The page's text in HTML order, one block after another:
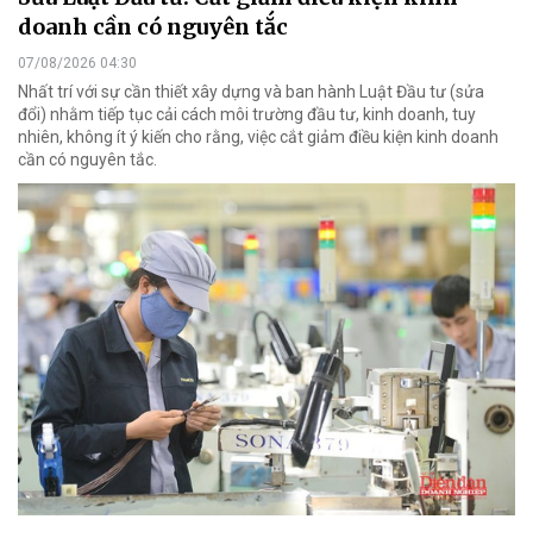
doanh cần có nguyên tắc
07/08/2026 04:30
Nhất trí với sự cần thiết xây dựng và ban hành Luật Đầu tư (sửa
đổi) nhằm tiếp tục cải cách môi trường đầu tư, kinh doanh, tuy
nhiên, không ít ý kiến cho rằng, việc cắt giảm điều kiện kinh doanh
cần có nguyên tắc.